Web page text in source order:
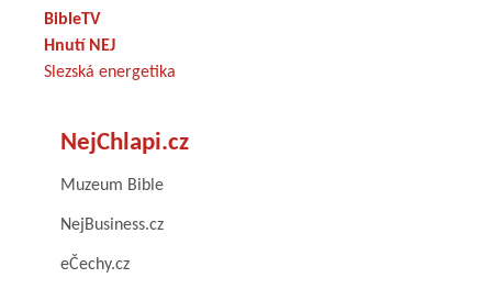
BibleTV
Hnutí NEJ
Slezská energetika
NejChlapi.cz
Muzeum Bible
NejBusiness.cz
eČechy.cz